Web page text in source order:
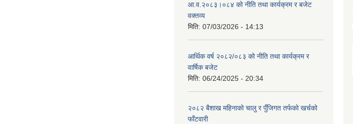
आ.व.२०८३।०८४ को नीति तथा कार्यक्रम र बजेट
वक्तव्य
मिति: 07/03/2026 - 14:13
आर्थिक वर्ष २०८२/०८३ को नीति तथा कार्यक्रम र
वार्षिक बजेट
मिति: 06/24/2025 - 20:34
२०८२ बैशाख महिनाको चालु र पुँजिगत तर्फको खर्चको
फाँटवारी